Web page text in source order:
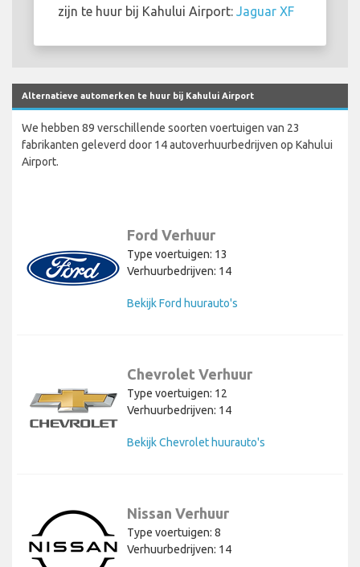
zijn te huur bij Kahului Airport: Jaguar XF
Alternatieve automerken te huur bij Kahului Airport
We hebben 89 verschillende soorten voertuigen van 23
fabrikanten geleverd door 14 autoverhuurbedrijven op Kahului
Airport.
Ford Verhuur
Type voertuigen: 13
Verhuurbedrijven: 14
Bekijk Ford huurauto's
Chevrolet Verhuur
Type voertuigen: 12
Verhuurbedrijven: 14
Bekijk Chevrolet huurauto's
Nissan Verhuur
Type voertuigen: 8
Verhuurbedrijven: 14